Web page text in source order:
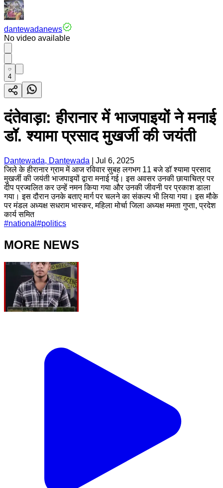
dantewadanews
No video available
4
दंतेवाड़ा: हीरानार में भाजपाइयों ने मनाई
डॉ. श्यामा प्रसाद मुखर्जी की जयंती
Dantewada, Dantewada
Jul 6, 2025
जिले के हीरानार ग्राम में आज रविवार सुबह लगभग 11 बजे डॉ श्यामा प्रसाद
मुखर्जी की जयंती भाजपाइयों द्वारा मनाई गई। इस अवसर उनकी छायाचित्र पर
दीप प्रज्वलित कर उन्हें नमन किया गया और उनकी जीवनी पर प्रकाश डाला
गया। इस दौरान उनके बताए मार्ग पर चलने का संकल्प भी लिया गया। इस मौके
पर मंडल अध्यक्ष सधराम भास्कर, महिला मोर्चा जिला अध्यक्ष ममता गुप्ता, प्रदेश
कार्य समित
#national #politics
MORE NEWS